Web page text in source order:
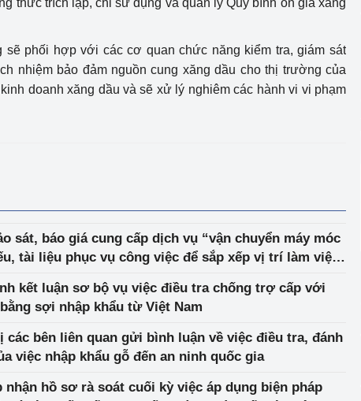
thức trích lập, chi sử dụng và quản lý Quỹ bình ổn giá xăng
sẽ phối hợp với các cơ quan chức năng kiểm tra, giám sát
nhiệm bảo đảm nguồn cung xăng dầu cho thị trường của
doanh xăng dầu và sẽ xử lý nghiêm các hành vi vi phạm
sát, báo giá cung cấp dịch vụ “vận chuyển máy móc
tài liệu phục vụ công việc để sắp xếp vị trí làm việc
kết luận sơ bộ vụ việc điều tra chống trợ cấp với
sợi nhập khẩu từ Việt Nam
các bên liên quan gửi bình luận về việc điều tra, đánh
việc nhập khẩu gỗ đến an ninh quốc gia
nhận hồ sơ rà soát cuối kỳ việc áp dụng biện pháp